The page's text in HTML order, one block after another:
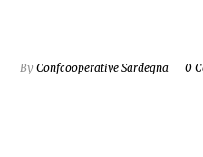
ByConfcooperative Sardegna 0